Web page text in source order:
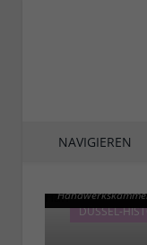
NAVIGIEREN
DÜSSEL-